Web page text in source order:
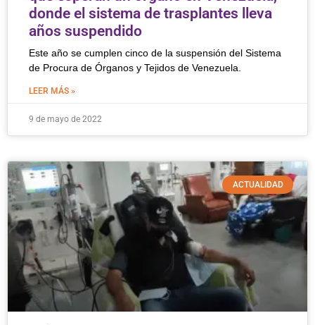
donde el sistema de trasplantes lleva
años suspendido
Este año se cumplen cinco de la suspensión del Sistema
de Procura de Órganos y Tejidos de Venezuela.
LEER MÁS »
9 de mayo de 2022
ACTUALIDAD